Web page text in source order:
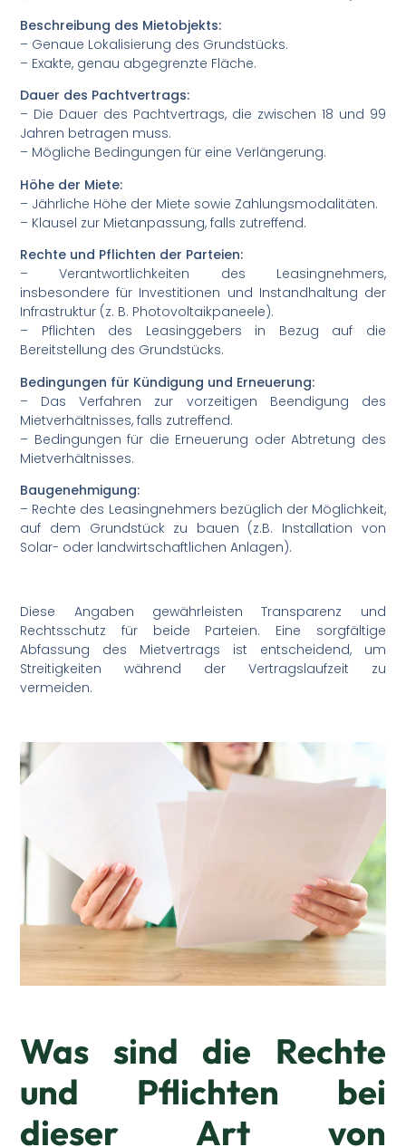
Beschreibung des Mietobjekts:
– Genaue Lokalisierung des Grundstücks.
– Exakte, genau abgegrenzte Fläche.
Dauer des Pachtvertrags:
– Die Dauer des Pachtvertrags, die zwischen 18 und 99
Jahren betragen muss.
– Mögliche Bedingungen für eine Verlängerung.
Höhe der Miete:
– Jährliche Höhe der Miete sowie Zahlungsmodalitäten.
– Klausel zur Mietanpassung, falls zutreffend.
Rechte und Pflichten der Parteien:
– Verantwortlichkeiten des Leasingnehmers,
insbesondere für Investitionen und Instandhaltung der
Infrastruktur (z. B. Photovoltaikpaneele).
– Pflichten des Leasinggebers in Bezug auf die
Bereitstellung des Grundstücks.
Bedingungen für Kündigung und Erneuerung:
– Das Verfahren zur vorzeitigen Beendigung des
Mietverhältnisses, falls zutreffend.
– Bedingungen für die Erneuerung oder Abtretung des
Mietverhältnisses.
Baugenehmigung:
– Rechte des Leasingnehmers bezüglich der Möglichkeit,
auf dem Grundstück zu bauen (z.B. Installation von
Solar- oder landwirtschaftlichen Anlagen).
Diese Angaben gewährleisten Transparenz und
Rechtsschutz für beide Parteien. Eine sorgfältige
Abfassung des Mietvertrags ist entscheidend, um
Streitigkeiten während der Vertragslaufzeit zu
vermeiden.
Was sind die Rechte
und Pflichten bei
dieser Art von